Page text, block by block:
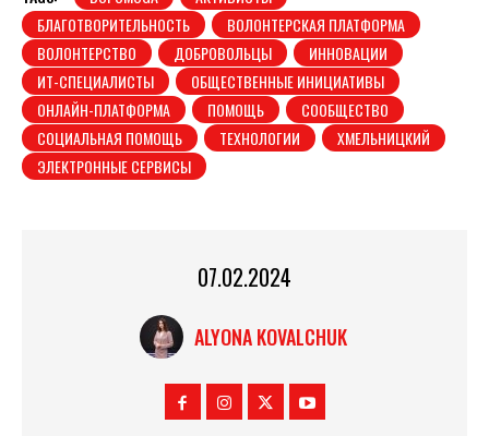
БЛАГОТВОРИТЕЛЬНОСТЬ
ВОЛОНТЕРСКАЯ ПЛАТФОРМА
ВОЛОНТЕРСТВО
ДОБРОВОЛЬЦЫ
ИННОВАЦИИ
ИТ-СПЕЦИАЛИСТЫ
ОБЩЕСТВЕННЫЕ ИНИЦИАТИВЫ
ОНЛАЙН-ПЛАТФОРМА
ПОМОЩЬ
СООБЩЕСТВО
СОЦИАЛЬНАЯ ПОМОЩЬ
ТЕХНОЛОГИИ
ХМЕЛЬНИЦКИЙ
ЭЛЕКТРОННЫЕ СЕРВИСЫ
07.02.2024
ALYONA KOVALCHUK